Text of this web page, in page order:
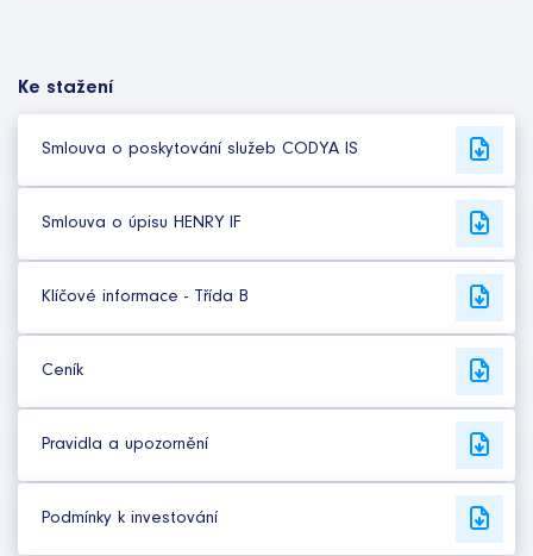
Ke stažení
Smlouva o poskytování služeb CODYA IS
Smlouva o úpisu HENRY IF
Klíčové informace - Třída B
Ceník
Pravidla a upozornění
Podmínky k investování